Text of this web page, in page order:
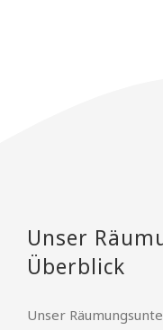
Unser
Überblick
Unser